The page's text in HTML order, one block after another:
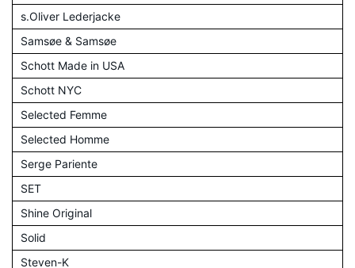
s.Oliver Lederjacke
Samsøe & Samsøe
Schott Made in USA
Schott NYC
Selected Femme
Selected Homme
Serge Pariente
SET
Shine Original
Solid
Steven-K